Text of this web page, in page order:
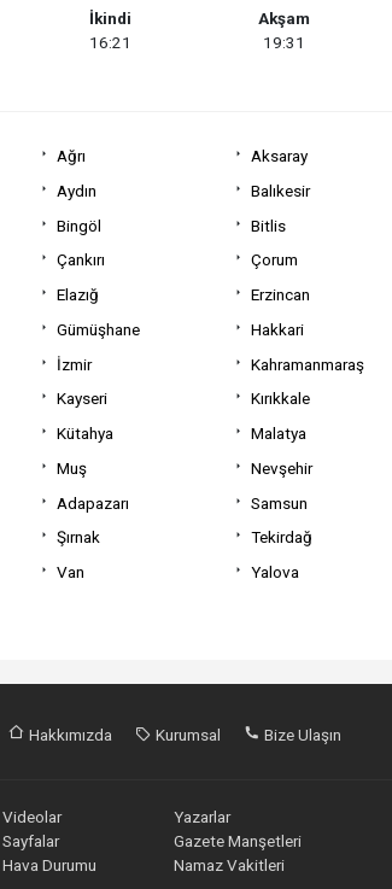
İkindi
16:21
Akşam
19:31
Ağrı Aksaray
Aydın Balıkesir
Bingöl Bitlis
Çankırı Çorum
Elazığ Erzincan
Gümüşhane Hakkari
İzmir Kahramanmaraş
Kayseri Kırıkkale
Kütahya Malatya
Muş Nevşehir
Adapazarı Samsun
Şırnak Tekirdağ
Van Yalova
Hakkımızda Kurumsal Bize Ulaşın
Videolar
Yazarlar
Sayfalar
Gazete Manşetleri
Hava Durumu Namaz Vakitleri